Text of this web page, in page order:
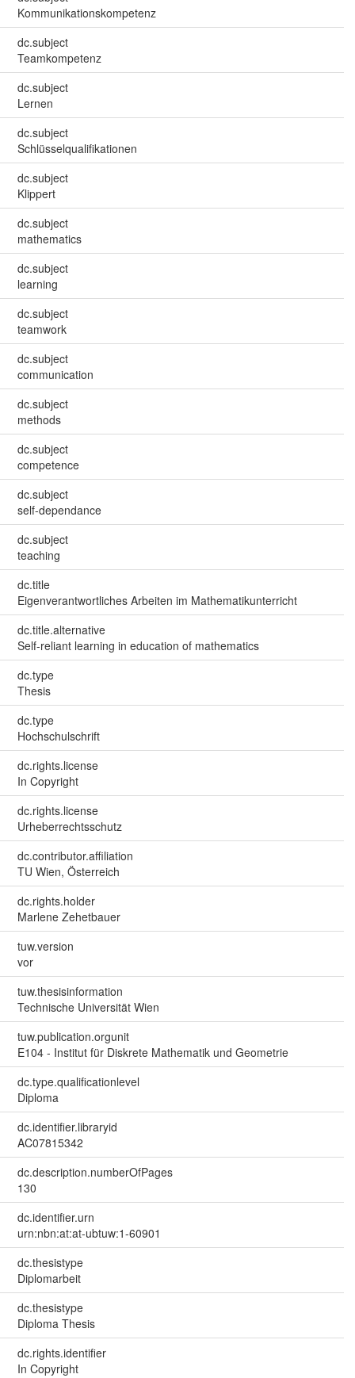
Kommunikationskompetenz
dc.subject
Teamkompetenz
dc.subject
Lernen
dc.subject
Schlüsselqualifikationen
dc.subject
Klippert
dc.subject
mathematics
dc.subject
learning
dc.subject
teamwork
dc.subject
communication
dc.subject
methods
dc.subject
competence
dc.subject
self-dependance
dc.subject
teaching
dc.title
Eigenverantwortliches Arbeiten im Mathematikunterricht
dc.title.alternative
Self-reliant learning in education of mathematics
dc.type
Thesis
dc.type
Hochschulschrift
dc.rights.license
In Copyright
dc.rights.license
Urheberrechtsschutz
dc.contributor.affiliation
TU Wien, Österreich
dc.rights.holder
Marlene Zehetbauer
tuw.version
vor
tuw.thesisinformation
Technische Universität Wien
tuw.publication.orgunit
E104 - Institut für Diskrete Mathematik und Geometrie
dc.type.qualificationlevel
Diploma
dc.identifier.libraryid
AC07815342
dc.description.numberOfPages
130
dc.identifier.urn
urn:nbn:at:at-ubtuw:1-60901
dc.thesistype
Diplomarbeit
dc.thesistype
Diploma Thesis
dc.rights.identifier
In Copyright